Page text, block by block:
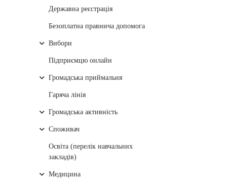
Державна реєстрація
Безоплатна правнича допомога
Вибори
Підприємцю онлайн
Громадська приймальня
Гаряча лінія
Громадська активність
Споживач
Освіта (перелік навчальних
закладів)
Медицина